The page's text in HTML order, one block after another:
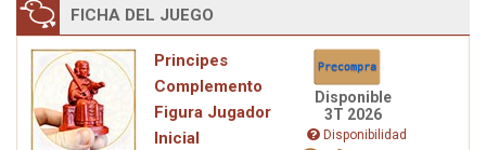
FICHA DEL JUEGO
Principes
Complemento
Figura Jugador
Inicial
Disponible
3T 2026
Disponibilidad